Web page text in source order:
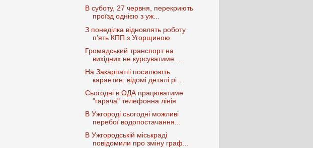
В суботу, 27 червня, перекриють
проїзд однією з уж...
З понеділка відновлять роботу
п’ять КПП з Угорщиною
Громадський транспорт на
вихідних не курсуватиме: ...
На Закарпатті посилюють
карантин: відомі деталі рі...
Сьогодні в ОДА працюватиме
"гаряча" телефонна лінія
В Ужгороді сьогодні можливі
перебої водопостачання...
В Ужгородській міськраді
повідомили про зміну граф...